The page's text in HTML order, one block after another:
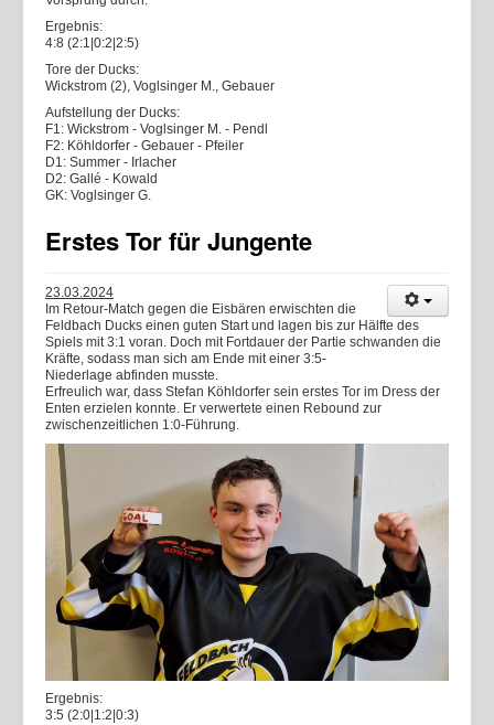
Ergebnis:
4:8 (2:1|0:2|2:5)
Tore der Ducks:
Wickstrom (2), Voglsinger M., Gebauer
Aufstellung der Ducks:
F1: Wickstrom - Voglsinger M. - Pendl
F2: Köhldorfer - Gebauer - Pfeiler
D1: Summer - Irlacher
D2: Gallé - Kowald
GK: Voglsinger G.
Erstes Tor für Jungente
23.03.2024
Im Retour-Match gegen die Eisbären erwischten die
Feldbach Ducks einen guten Start und lagen bis zur Hälfte des
Spiels mit 3:1 voran. Doch mit Fortdauer der Partie schwanden die
Kräfte, sodass man sich am Ende mit einer 3:5-
Niederlage abfinden musste.
Erfreulich war, dass Stefan Köhldorfer sein erstes Tor im Dress der
Enten erzielen konnte. Er verwertete einen Rebound zur
zwischenzeitlichen 1:0-Führung.
Ergebnis:
3:5 (2:0|1:2|0:3)